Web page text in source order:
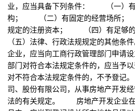
业，应当具备下列条件： （一）有
构； （二）有固定的经营场所
规定的注册资本； （四）有足够
（五）法律、行政法规规定的其他
企业，应当向工商行政管理部门申请
部门对符合本法规定条件的，应当予以
对不符合本法规定条件的，不予登
司、股份有限公司，从事房地产开发
法的有关规定。 房地产开发企业在